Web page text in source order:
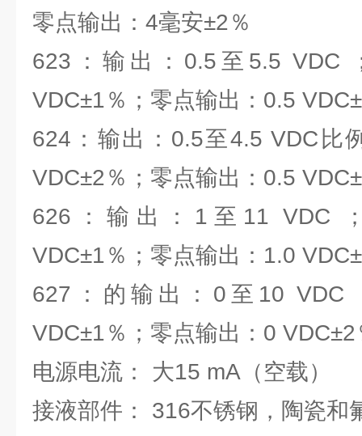
零点输出：4毫安±2％
623：输出：0.5至5.5 VDC
VDC±1％；零点输出：0.5
624：输出：0.5至4.5 VDC比
VDC±2％；零点输出：0.5
626：输出：1至11 VDC
VDC±1％；零点输出：1.0
627：的输出：0至10 VDC
VDC±1％；零点输出：0 VDC±2
电源电流： 大15 mA（空载）
接液部件： 316不锈钢，陶瓷和